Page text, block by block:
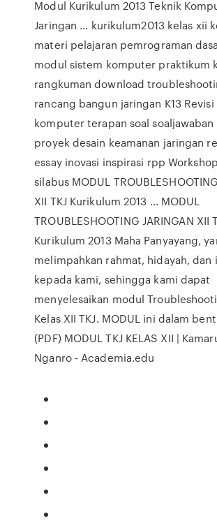
Modul Kurikulum 2013 Teknik
Jaringan ... kurikulum2013 kelas xii
materi pelajaran pemrograman
modul sistem komputer praktikum
rangkuman download
rancang bangun jaringan K13 Revisi
komputer terapan soal soaljawaban
proyek desain keamanan jaringan
essay inovasi inspirasi rpp
silabus MODUL
XII TKJ Kurikulum 2013 ... MODUL
TROUBLESHOOTING JARINGAN XII
Kurikulum 2013 Maha Panyayang,
melimpahkan rahmat, hidayah, dan
kepada kami, sehingga kami dapat
menyelesaikan modul
Kelas XII TKJ. MODUL ini dalam
(PDF) MODUL TKJ KELAS XII |
Nganro - Academia.edu